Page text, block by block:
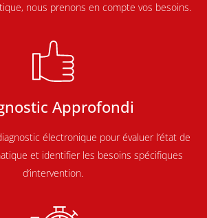
nous prenons en compte vos besoins.
Approfondi
électronique pour évaluer l’état de
et identifier les besoins spécifiques
d’intervention.